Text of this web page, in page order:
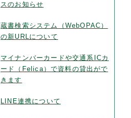
スのお知らせ
蔵書検索システム（WebOPAC）
の新URLについて
マイナンバーカードや交通系ICカ
ード（Felica）で資料の貸出がで
きます
LINE連携について